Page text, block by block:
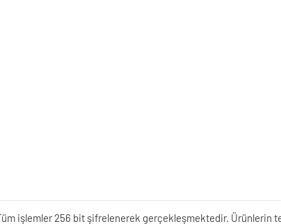
işlemler 256 bit şifrelenerek gerçekleşmektedir. Ürünlerin